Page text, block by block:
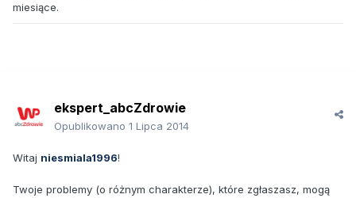
miesiące.
ekspert_abcZdrowie
Opublikowano 1 Lipca 2014
Witaj niesmiala1996!
Twoje problemy (o różnym charakterze), które zgłaszasz, mogą